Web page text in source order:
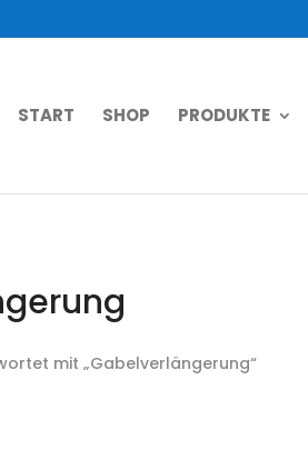
START SHOP PRODUKTE
mit „Gabelverlängerung“